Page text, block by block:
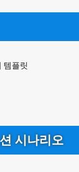
템플릿
시나리오